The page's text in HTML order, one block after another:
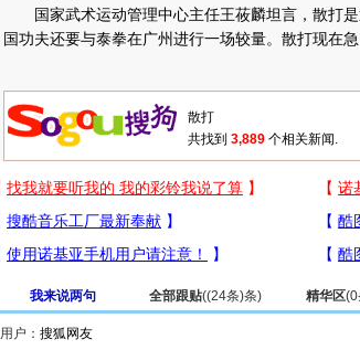
国家武术运动管理中心主任王莜麟坦言，散打是
国功夫还要与泰拳在广州进行一场较量。散打现在急
共找到 3,889 个相关新闻.
我来说两句 全部跟贴((24条)条) 精华区(0
用户：